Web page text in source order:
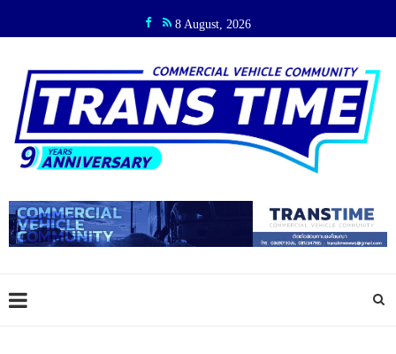
8 August, 2026